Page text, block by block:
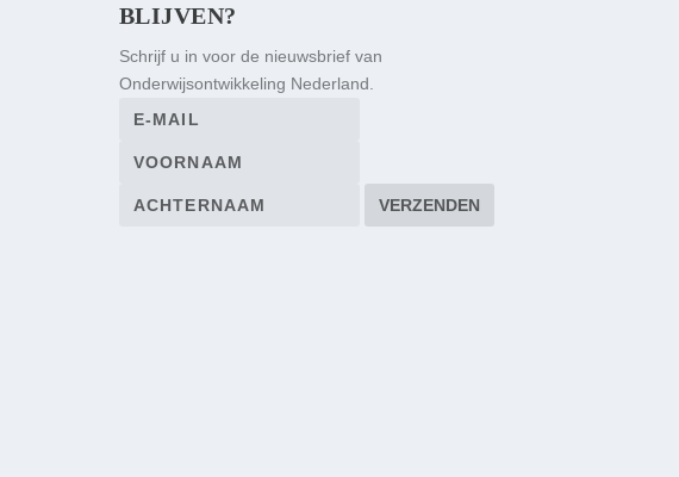
BLIJVEN?
Schrijf u in voor de nieuwsbrief van
Onderwijsontwikkeling Nederland.